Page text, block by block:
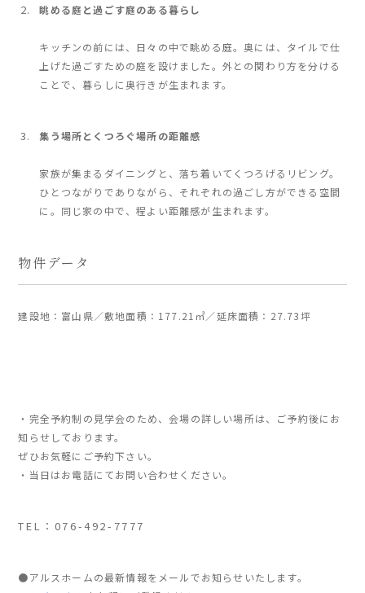
眺める庭と過ごす庭のある暮らし
キッチンの前には、日々の中で眺める庭。奥には、タイルで仕
上げた過ごすための庭を設けました。外との関わり方を分ける
ことで、暮らしに奥行きが生まれます。
集う場所とくつろぐ場所の距離感
家族が集まるダイニングと、落ち着いてくつろげるリビング。
ひとつながりでありながら、それぞれの過ごし方ができる空間
に。同じ家の中で、程よい距離感が生まれます。
物件データ
建設地：富山県／敷地面積：177.21㎡／延床面積：27.73坪
・完全予約制の見学会のため、会場の詳しい場所は、ご予約後にお
知らせしております。
ぜひお気軽にご予約下さい。
・当日はお電話にてお問い合わせください。
TEL：076-492-7777
●アルスホームの最新情報をメールでお知らせいたします。